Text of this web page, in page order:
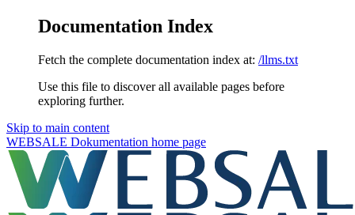
Documentation Index
Fetch the complete documentation index at: /llms.txt
Use this file to discover all available pages before
exploring further.
Skip to main content
WEBSALE Dokumentation home page